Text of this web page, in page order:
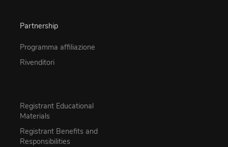
Partnership
Programma affiliazione
Rivenditori
Registrant Educational
Materials
Registrant Benefits and
Responsibilities